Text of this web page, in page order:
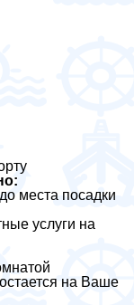
места посадки
услуги на
на Ваше